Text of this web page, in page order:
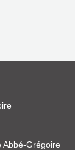
Abbé-Grégoire